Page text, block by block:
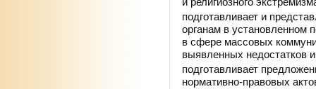
подготавливает и
органам в установленном
в сфере массовых
выявленных недостатков
подготавливает
нормативно-правовых